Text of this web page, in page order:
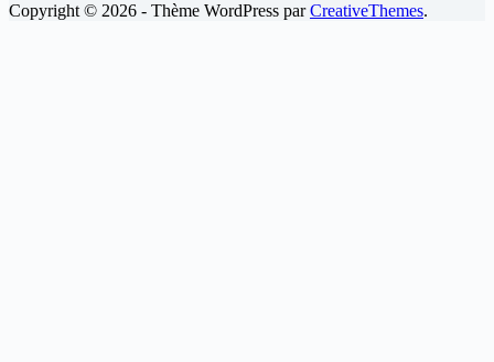
Copyright © 2026 - Thème WordPress parCreativeThemes.